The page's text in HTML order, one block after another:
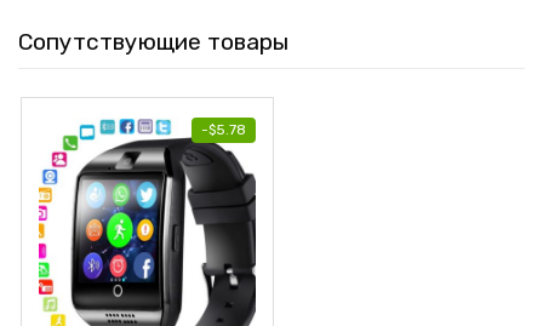
Сопутствующие товары
-$5.78